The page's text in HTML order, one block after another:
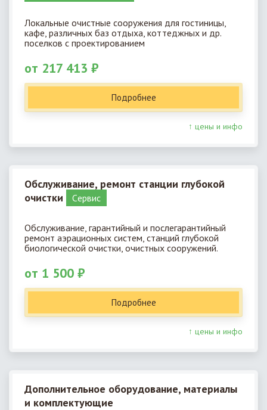
Локальные очистные сооружения для гостиницы,
кафе, различных баз отдыха, коттеджных и др.
поселков с проектированием
от 217 413 ₽
Подробнее
↑ цены и инфо
Обслуживание, ремонт станции глубокой
очистки
Cервис
Обслуживание, гарантийный и послегарантийный
ремонт аэрационных систем, станций глубокой
биологической очистки, очистных сооружений.
от 1 500 ₽
Подробнее
↑ цены и инфо
Дополнительное оборудование, материалы
и комплектующие